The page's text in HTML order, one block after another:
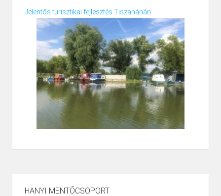
Jelentős turisztikai fejlesztés Tiszanánán
HANYI MENTŐCSOPORT